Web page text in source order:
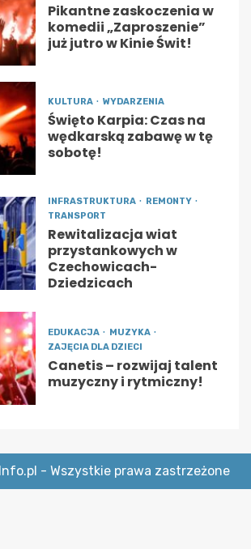
Pikantne zaskoczenia w
komedii „Zaproszenie”
już jutro w Kinie Świt!
KULTURA WYDARZENIA
Święto Karpia: Czas na
wędkarską zabawę w tę
sobotę!
INFRASTRUKTURA
REMONTY
TRANSPORT
Rewitalizacja wiat
przystankowych w
Czechowicach-
Dziedzicach
EDUKACJA
MUZYKA
ZAJĘCIA DLA DZIECI
Canetis – rozwijaj talent
muzyczny i rytmiczny!
- Wszystkie prawa zastrzeżone